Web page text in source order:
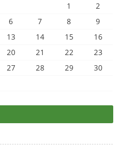
1
2
6 7 8
9
13 14 15
16
20 21 22
23
27 28 29
30